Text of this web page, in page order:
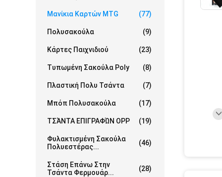
Μανίκια Καρτών MTG (77)
Πολυσακούλα (9)
Κάρτες Παιχνιδιού (23)
Τυπωμένη Σακούλα Poly (8)
Πλαστική Πολυ Τσάντα (7)
Μπόπ Πολυσακούλα (17)
ΤΣΆΝΤΑ ΕΠΙΓΡΑΦΏΝ OPP (19)
Φυλακτισμένη Σακούλα
Πολυεστέρας...
(46)
Στάση Επάνω Στην
Τσάντα Φερμουάρ...
(28)